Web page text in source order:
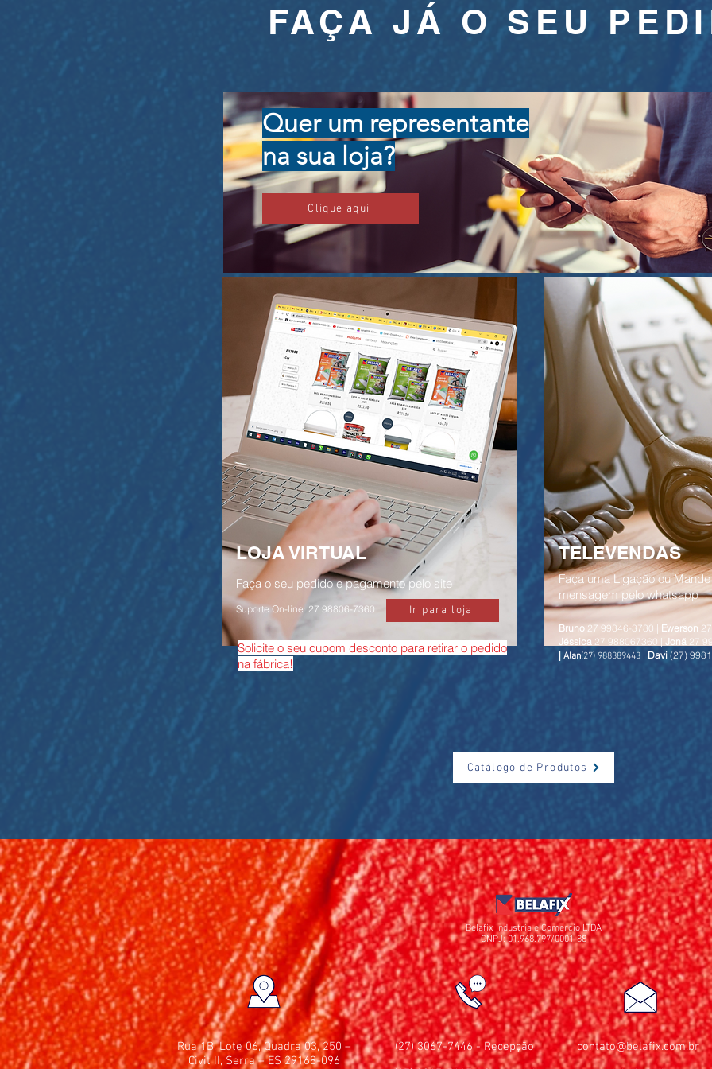
FAÇA JÁ O SEU
TELEVENDAS
Faça uma Ligação ou
mensagem pelo whatsapp
Bruno 27 99846-3780 | Ewerson
Jéssica 27 988067360 | Jonã 27
| Alan(27) 988389443 | Davi (27)
LOJA VIRTUAL
Faça o seu pedido e pagamento pelo site
Suporte On-line: 27 98806-7360 Ir para loja
Solicite o seu cupom desconto para retirar o pedido
na fábrica!
Clique aqui
Quer um representante
na sua loja?
Catálogo de Produtos
Belafix Industria e Comercio LTDA
CNPJ: 01.968.797/0001-88
Rua 1B, Lote 06, Quadra 03, 250 –
Civit II, Serra – ES 29168-096
contato@belafix.com.br
(27) 3067-7446 - Recepção